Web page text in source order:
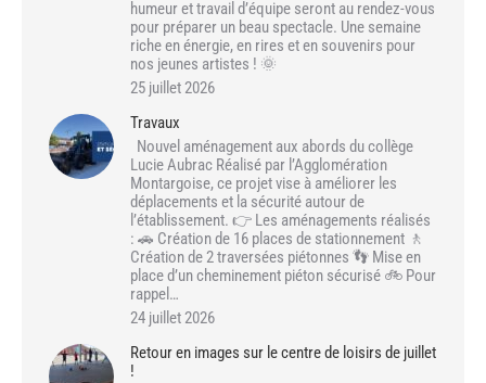
humeur et travail d’équipe seront au rendez-vous
pour préparer un beau spectacle. Une semaine
riche en énergie, en rires et en souvenirs pour
nos jeunes artistes ! 🌞
25 juillet 2026
Travaux
Nouvel aménagement aux abords du collège
Lucie Aubrac Réalisé par l’Agglomération
Montargoise, ce projet vise à améliorer les
déplacements et la sécurité autour de
l’établissement. 👉 Les aménagements réalisés
: 🚗 Création de 16 places de stationnement 🚶
Création de 2 traversées piétonnes 👣 Mise en
place d’un cheminement piéton sécurisé 🚲 Pour
rappel…
24 juillet 2026
Retour en images sur le centre de loisirs de juillet
!